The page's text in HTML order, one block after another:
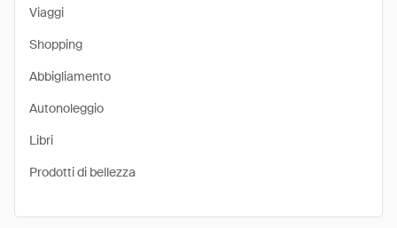
Viaggi
Shopping
Abbigliamento
Autonoleggio
Libri
Prodotti di bellezza